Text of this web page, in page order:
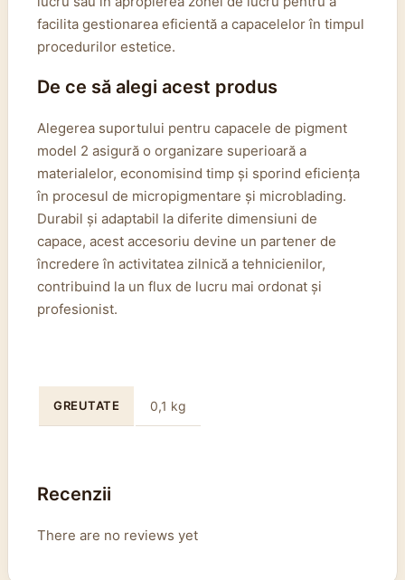
facilita gestionarea eficientă a capacelelor în timpul
procedurilor estetice.
De ce să alegi acest produs
Alegerea suportului pentru capacele de pigment
model 2 asigură o organizare superioară a
materialelor, economisind timp și sporind eficiența
în procesul de micropigmentare și microblading.
Durabil și adaptabil la diferite dimensiuni de
capace, acest accesoriu devine un partener de
încredere în activitatea zilnică a tehnicienilor,
contribuind la un flux de lucru mai ordonat și
profesionist.
GREUTATE 0,1 kg
Recenzii
There are no reviews yet